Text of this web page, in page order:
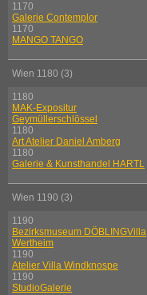
1170
Galerie Contemplor
1170
MANGO TANGO
Wien 1180 (3)
1180
MAK-Expositur
Geymüllerschlössel
1180
Art Atelier Daniel Amberg
1180
Galerie & Kunsthandel HARTL
Wien 1190 (3)
1190
Bezirksmuseum DÖBLINGVilla
Wertheim
1190
Atelier Villa Windknospe
1190
StudioGalerie